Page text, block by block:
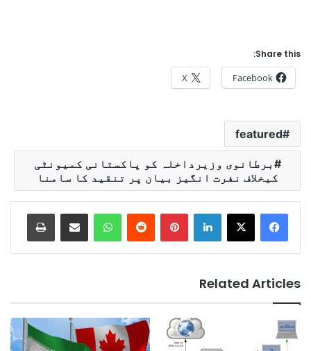
Share this:
Facebook
X
featured
برطانوی وزیرداخلہ کو پاکستانی کمیونٹی
کیخلاف نفرت انگیز بیان پر تنقید کا سامنا
Related Articles